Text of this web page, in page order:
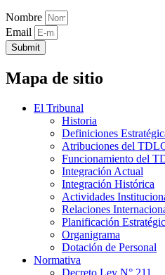
Nombre
Email
Submit
Mapa de sitio
El Tribunal
Historia
Definiciones
Atribuciones del
Funcionamiento del
Integración Actual
Integración Histórica
Actividades
Relaciones
Planificación
Organigrama
Dotación de Personal
Normativa
Decreto Ley N° 211